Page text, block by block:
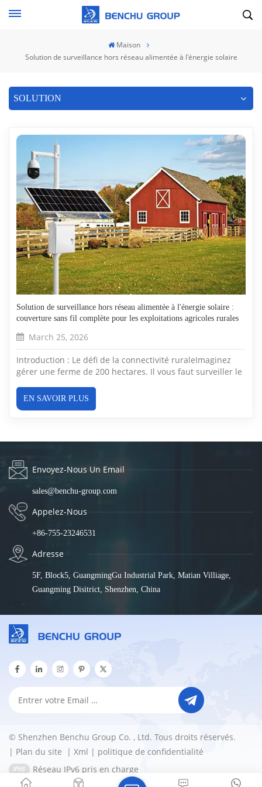
Maison
Solution de surveillance hors réseau alimentée à l'énergie solaire
SOLUTION
Solution de surveillance hors réseau alimentée à l'énergie solaire :
couverture sans fil complète pour les exploitations agricoles rurales
March 25, 2026
Introduction : Le défi de la connectivité ruraleImaginez
gérer une ferme de 200 hectares. Il vous faut surveiller le
Mais en pleine campagne, il n'y a ni réseau électrique, ni
connexion internet. La ligne électrique la plus proche se
EN SAVOIR PLUS
Envoyez-Nous Un Email
sales@benchu-group.com
Appelez-Nous
+86-755-23246531
Adresse
5F, Block5, GuangmingGu Industrial Park, Matian Villiage,
Guangming Disitrict, Shenzhen, China
© Shenzhen Benchu Group Co. , Ltd. Tous droits réservés.
| Plan du site | Xml | politique de confidentialité
Réseau IPv6 pris en charge